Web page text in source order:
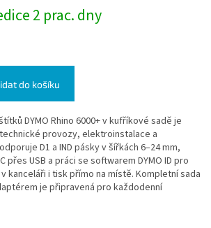
2 prac. dny
do košíku
DYMO Rhino 6000+ v kufříkové sadě je
provozy, elektroinstalace a
D1 a IND pásky v šířkách 6–24 mm,
přes USB a práci se softwarem DYMO ID pro
kanceláři i tisk přímo na místě. Kompletní sada
je připravená pro každodenní